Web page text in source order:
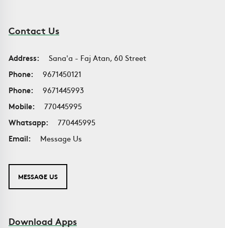
Contact Us
Address:
Sana'a - Faj Atan, 60 Street
Phone:
9671450121
Phone:
9671445993
Mobile:
770445995
Whatsapp:
770445995
Email:
Message Us
MESSAGE US
Download Apps